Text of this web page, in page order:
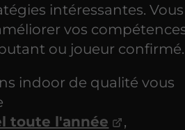
intéressantes. Vous
vos
ou joueur confirmé.
indoor de qualité vous
toute l'année
,